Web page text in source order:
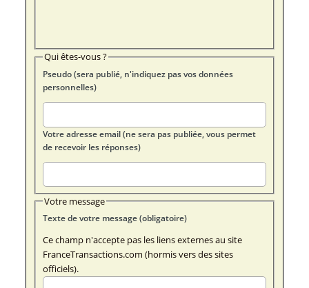
Qui êtes-vous ?
Pseudo (sera publié, n'indiquez pas vos données
personnelles)
Votre adresse email (ne sera pas publiée, vous permet
de recevoir les réponses)
Votre message
Texte de votre message (obligatoire)
Ce champ n'accepte pas les liens externes au site
FranceTransactions.com (hormis vers des sites
officiels).